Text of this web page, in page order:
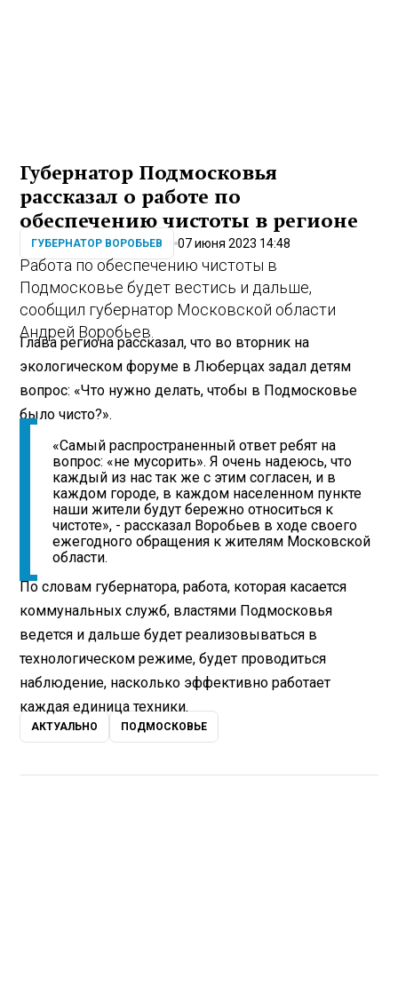
Губернатор Подмосковья
рассказал о работе по
обеспечению чистоты в регионе
ГУБЕРНАТОР ВОРОБЬЕВ 07 июня 2023 14:48
Работа по обеспечению чистоты в
Подмосковье будет вестись и дальше,
сообщил губернатор Московской области
Андрей Воробьев.
Глава региона рассказал, что во вторник на
экологическом форуме в Люберцах задал детям
вопрос: «Что нужно делать, чтобы в Подмосковье
было чисто?».
«Самый распространенный ответ ребят на
вопрос: «не мусорить». Я очень надеюсь, что
каждый из нас так же с этим согласен, и в
каждом городе, в каждом населенном пункте
наши жители будут бережно относиться к
чистоте», - рассказал Воробьев в ходе своего
ежегодного обращения к жителям Московской
области.
По словам губернатора, работа, которая касается
коммунальных служб, властями Подмосковья
ведется и дальше будет реализовываться в
технологическом режиме, будет проводиться
наблюдение, насколько эффективно работает
каждая единица техники.
АКТУАЛЬНО ПОДМОСКОВЬЕ